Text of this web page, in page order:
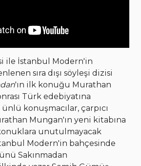
ile İstanbul Modern'in
sıra dışı söyleşi dizisi
'ın ilk konuğu Murathan
Türk edebiyatına
ünlü konuşmacılar, çarpıcı
Mungan'ın yeni kitabına
unutulmayacak
Modern'in bahçesinde
Sakınmadan